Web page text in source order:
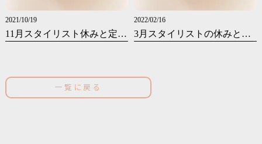
2021/10/19
11月スタイリスト休みと定休日のお知らせです
2022/02/16
3月スタイリストの休みと定休日のお知らせ
一覧に戻る